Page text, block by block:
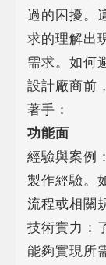
過的困擾。
求的理解出
需求。如何
設計廠商前
著手：
功能面
經驗與案例
製作經驗。
流程或相關
技術實力：
能夠實現所